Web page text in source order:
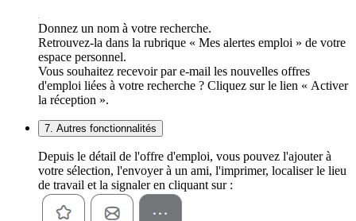
Donnez un nom à votre recherche.
Retrouvez-la dans la rubrique « Mes alertes emploi » de votre
espace personnel.
Vous souhaitez recevoir par e-mail les nouvelles offres
d'emploi liées à votre recherche ? Cliquez sur le lien « Activer
la réception ».
7. Autres fonctionnalités
Depuis le détail de l'offre d'emploi, vous pouvez l'ajouter à
votre sélection, l'envoyer à un ami, l'imprimer, localiser le lieu
de travail et la signaler en cliquant sur :